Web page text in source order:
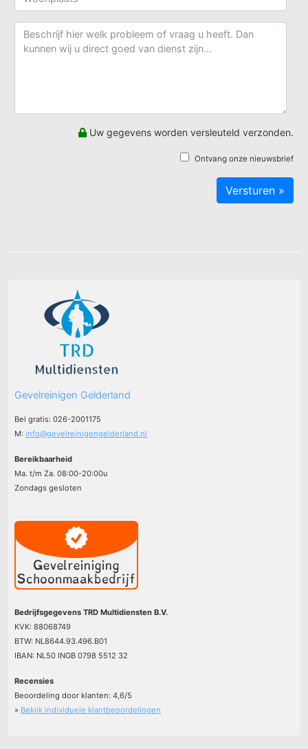
Uw gegevens worden versleuteld verzonden.
Ontvang onze nieuwsbrief
Gevelreinigen Gelderland
Bel gratis: 026-2001175
M:info@gevelreinigengelderland.nl
Bereikbaarheid
Ma. t/m Za. 08:00-20:00u
Zondags gesloten
Bedrijfsgegevens TRD Multidiensten B.V.
KVK: 88068749
BTW: NL8644.93.496.B01
IBAN: NL50 INGB 0798 5512 32
Recensies
Beoordeling door klanten:4,6/5
» Bekijk individuele klantbeoordelingen